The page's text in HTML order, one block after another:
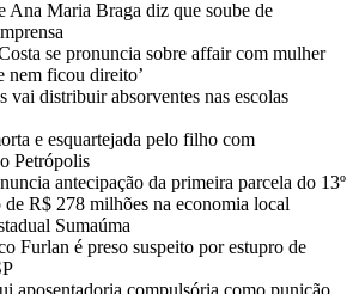
Ana Maria Braga diz que soube de
se pronuncia sobre affair com mulher
nem ficou direito’
vai distribuir absorventes nas escolas
e esquartejada pelo filho com
Petrópolis
antecipação da primeira parcela do 13º
de R$ 278 milhões na economia local
Sumaúma
Furlan é preso suspeito por estupro de
aposentadoria compulsória como punição